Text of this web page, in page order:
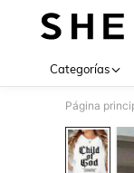
Categorías
Página